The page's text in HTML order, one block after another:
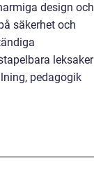
design och
säkerhet och
leksaker
pedagogik